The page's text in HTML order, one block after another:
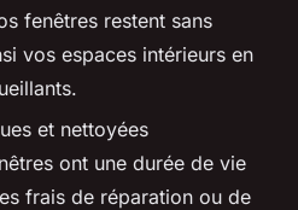
fenêtres restent sans
vos espaces intérieurs en
et nettoyées
ont une durée de vie
frais de réparation ou de